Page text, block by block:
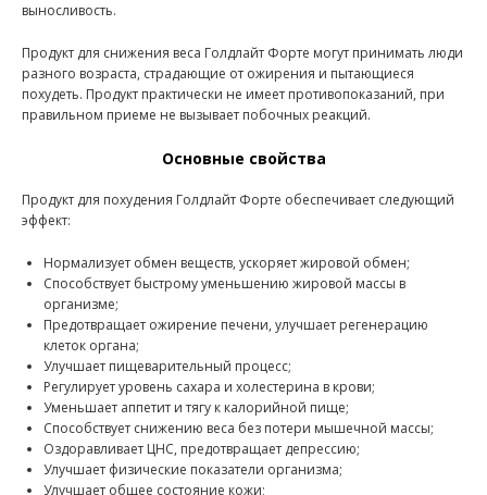
выносливость.
Продукт для снижения веса Голдлайт Форте могут принимать люди
разного возраста, страдающие от ожирения и пытающиеся
похудеть. Продукт практически не имеет противопоказаний, при
правильном приеме не вызывает побочных реакций.
Основные свойства
Продукт для похудения Голдлайт Форте обеспечивает следующий
эффект:
Нормализует обмен веществ, ускоряет жировой обмен;
Способствует быстрому уменьшению жировой массы в
организме;
Предотвращает ожирение печени, улучшает регенерацию
клеток органа;
Улучшает пищеварительный процесс;
Регулирует уровень сахара и холестерина в крови;
Уменьшает аппетит и тягу к калорийной пище;
Способствует снижению веса без потери мышечной массы;
Оздоравливает ЦНС, предотвращает депрессию;
Улучшает физические показатели организма;
Улучшает общее состояние кожи;